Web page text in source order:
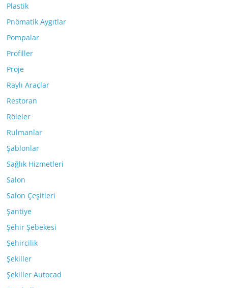
Plastik
Pnömatik Aygıtlar
Pompalar
Profiller
Proje
Raylı Araçlar
Restoran
Röleler
Rulmanlar
Şablonlar
Sağlık Hizmetleri
Salon
Salon Çeşitleri
Şantiye
Şehir Şebekesi
Şehircilik
Şekiller
Şekiller Autocad